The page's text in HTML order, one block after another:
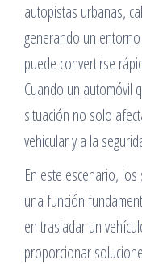
autopistas urbanas,
generando un
puede convertirse
Cuando un automóvil
situación no solo
vehicular y a la
En este escenario,
una función
en trasladar un
proporcionar